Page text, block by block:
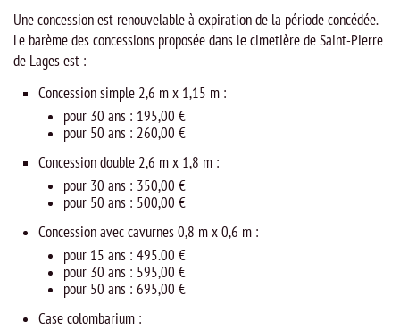
Une concession est renouvelable à expiration de la période concédée.
Le barème des concessions proposée dans le cimetière de Saint-Pierre
de Lages est :
Concession simple 2,6 m x 1,15 m :
pour 30 ans : 195,00 €
pour 50 ans : 260,00 €
Concession double 2,6 m x 1,8 m :
pour 30 ans : 350,00 €
pour 50 ans : 500,00 €
Concession avec cavurnes 0,8 m x 0,6 m :
pour 15 ans : 495.00 €
pour 30 ans : 595,00 €
pour 50 ans : 695,00 €
Case colombarium :